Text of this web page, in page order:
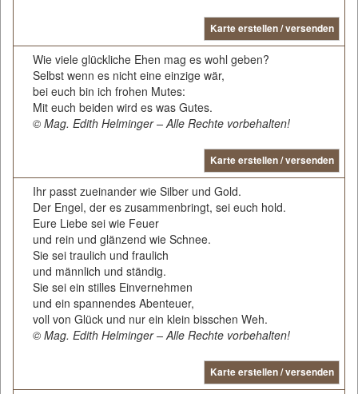
Karte erstellen / versenden
Wie viele glückliche Ehen mag es wohl geben?
Selbst wenn es nicht eine einzige wär,
bei euch bin ich frohen Mutes:
Mit euch beiden wird es was Gutes.
© Mag. Edith Helminger – Alle Rechte vorbehalten!
Karte erstellen / versenden
Ihr passt zueinander wie Silber und Gold.
Der Engel, der es zusammenbringt, sei euch hold.
Eure Liebe sei wie Feuer
und rein und glänzend wie Schnee.
Sie sei traulich und fraulich
und männlich und ständig.
Sie sei ein stilles Einvernehmen
und ein spannendes Abenteuer,
voll von Glück und nur ein klein bisschen Weh.
© Mag. Edith Helminger – Alle Rechte vorbehalten!
Karte erstellen / versenden